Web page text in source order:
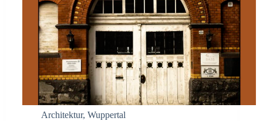
Architektur, Wuppertal